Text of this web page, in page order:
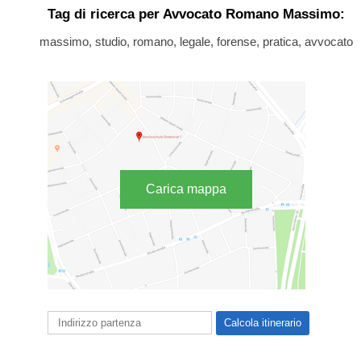
Tag di ricerca per Avvocato Romano Massimo:
massimo, studio, romano, legale, forense, pratica, avvocato
Carica mappa